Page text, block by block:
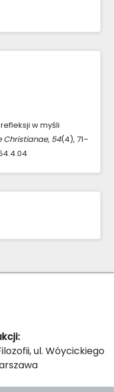
w myśli
Christianae, 54(4), 71–
ul. Wóycickiego